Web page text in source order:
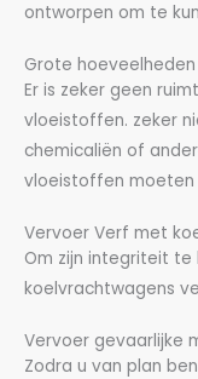
ontworpen om te
Grote
Er is zeker geen
vloeistoffen. zeker
chemicaliën of
vloeistoffen moeten
Vervoer Verf met
Om zijn integriteit
koelvrachtwagens
Vervoer gevaarlijke
Zodra u van plan